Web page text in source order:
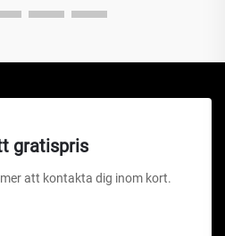
gratispris
att kontakta dig inom kort.